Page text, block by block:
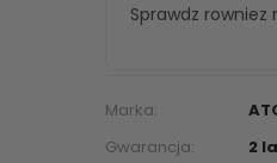
Sprawdz rowniez
Marka:
Gwarancja:
2